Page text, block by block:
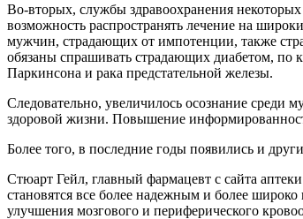
Во-вторых, службы здравоохранения
возможность распространять лечение на
мужчин, страдающих от импотенции, также
обязаны спрашивать страдающих диабетом, по
Паркинсона и рака предстательной железы.
Следовательно, увеличилось осознание среди
здоровой жизни. Повышение
Более того, в последние годы появились и
Стюарт Гейл, главный фармацевт с сайта
становятся все более надежным и более
улучшения мозгового и периферического